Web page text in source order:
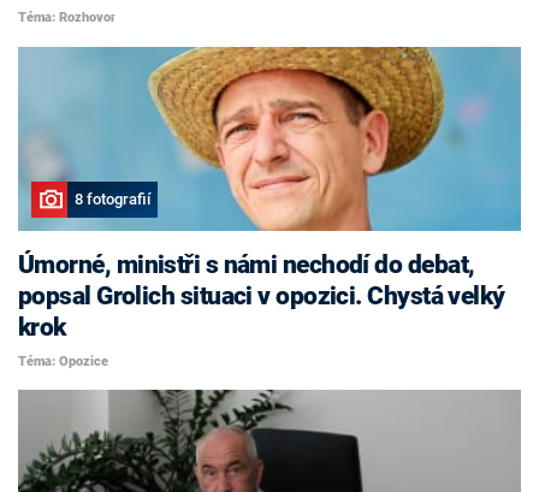
Téma: Rozhovor
8 fotografií
Úmorné, ministři s námi nechodí do debat,
popsal Grolich situaci v opozici. Chystá velký
krok
Téma: Opozice